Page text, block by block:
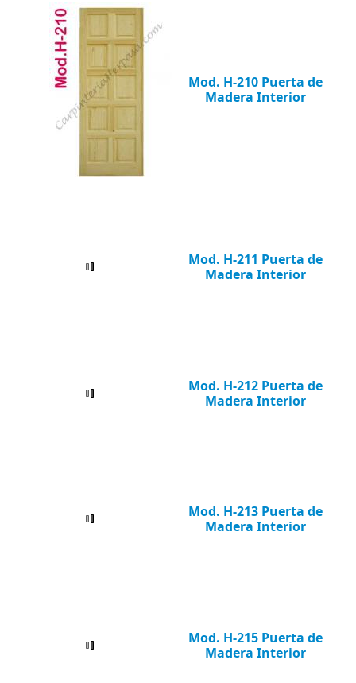
Mod. H-210 Puerta de
Madera Interior
Mod. H-211 Puerta de
Madera Interior
Mod. H-212 Puerta de
Madera Interior
Mod. H-213 Puerta de
Madera Interior
Mod. H-215 Puerta de
Madera Interior